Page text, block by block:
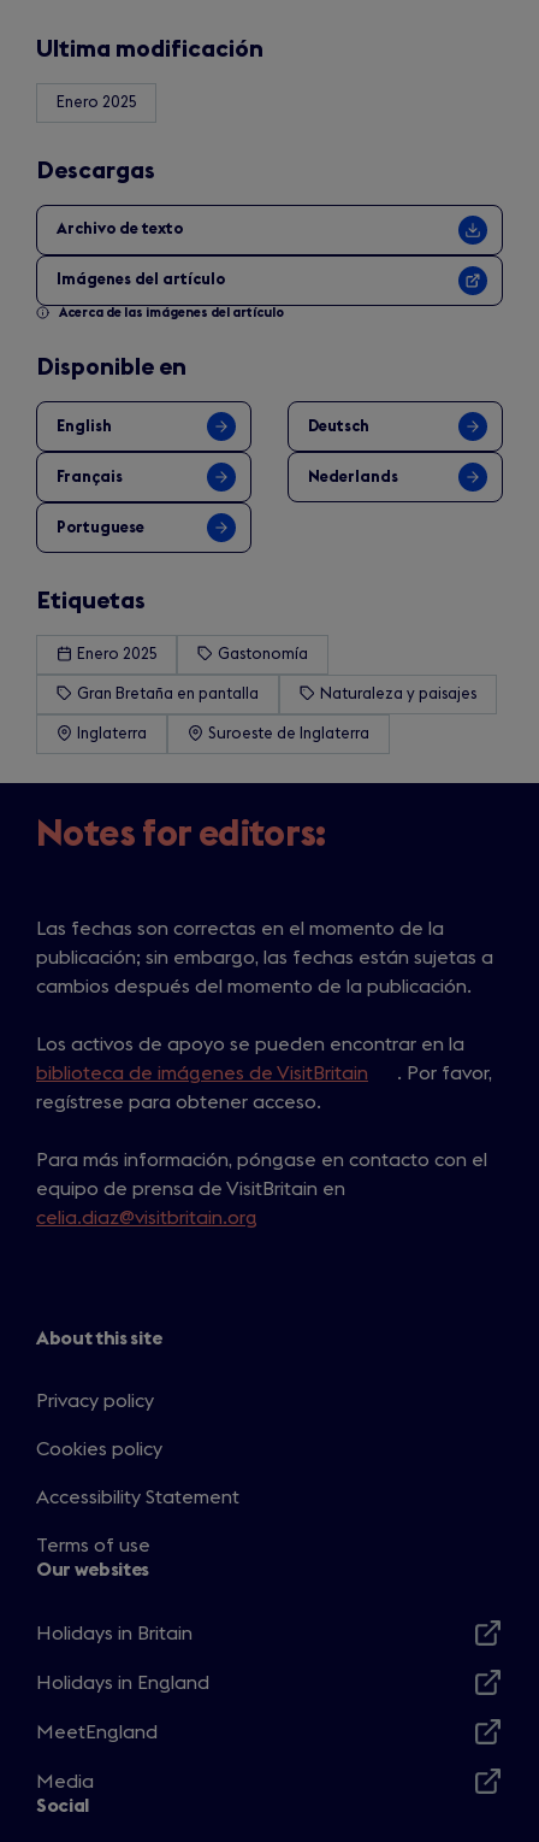
Ultima modificación
Enero 2025
Descargas
Archivo de texto
Imágenes del artículo
Acerca de las imágenes del artículo
Disponible en
English Deutsch
Français Nederlands
Portuguese
Etiquetas
Enero 2025 Gastonomía
Gran Bretaña en pantalla Naturaleza y paisajes
Inglaterra Suroeste de Inglaterra
Notes for editors:
Las fechas son correctas en el momento de la
publicación; sin embargo, las fechas están sujetas a
cambios después del momento de la publicación.
Los activos de apoyo se pueden encontrar en la
biblioteca de imágenes de VisitBritain
e
. Por favor,
regístrese para obtener acceso.
Para más información, póngase en contacto con el
equipo de prensa de VisitBritain en
celia.diaz@visitbritain.org
About this site
Privacy policy
Cookies policy
Accessibility Statement
Terms of use
Our websites
Holidays in Britain
in
new
Holidays in England
in
new
window
MeetEngland
in
a
Media
Opens
Social